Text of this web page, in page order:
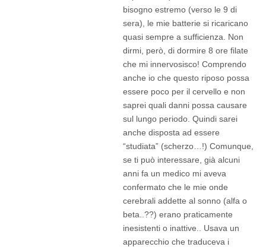
bisogno estremo (verso le 9 di
sera), le mie batterie si ricaricano
quasi sempre a sufficienza. Non
dirmi, però, di dormire 8 ore filate
che mi innervosisco! Comprendo
anche io che questo riposo possa
essere poco per il cervello e non
saprei quali danni possa causare
sul lungo periodo. Quindi sarei
anche disposta ad essere
“studiata” (scherzo…!) Comunque,
se ti può interessare, già alcuni
anni fa un medico mi aveva
confermato che le mie onde
cerebrali addette al sonno (alfa o
beta..??) erano praticamente
inesistenti o inattive.. Usava un
apparecchio che traduceva i